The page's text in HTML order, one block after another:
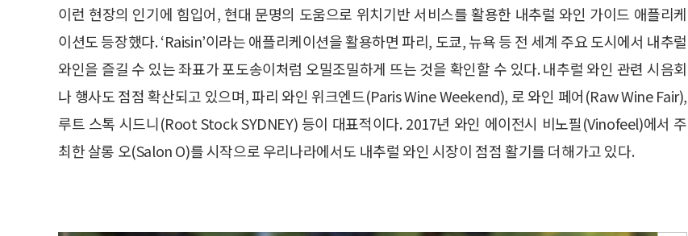
이런 현장의 인기에 힘입어, 현대 문명의 도움으로 위치기반 서비스를 활용한 내추럴 와인 가이드 애플리케
이션도 등장했다. ‘Raisin’이라는 애플리케이션을 활용하면 파리, 도쿄, 뉴욕 등 전 세계 주요 도시에서 내추럴
와인을 즐길 수 있는 좌표가 포도송이처럼 오밀조밀하게 뜨는 것을 확인할 수 있다. 내추럴 와인 관련 시음회
나 행사도 점점 확산되고 있으며, 파리 와인 위크엔드(Paris Wine Weekend), 로 와인 페어(Raw Wine Fair),
루트 스톡 시드니(Root Stock SYDNEY) 등이 대표적이다. 2017년 와인 에이전시 비노필(Vinofeel)에서 주
최한 살롱 오(Salon O)를 시작으로 우리나라에서도 내추럴 와인 시장이 점점 활기를 더해가고 있다.